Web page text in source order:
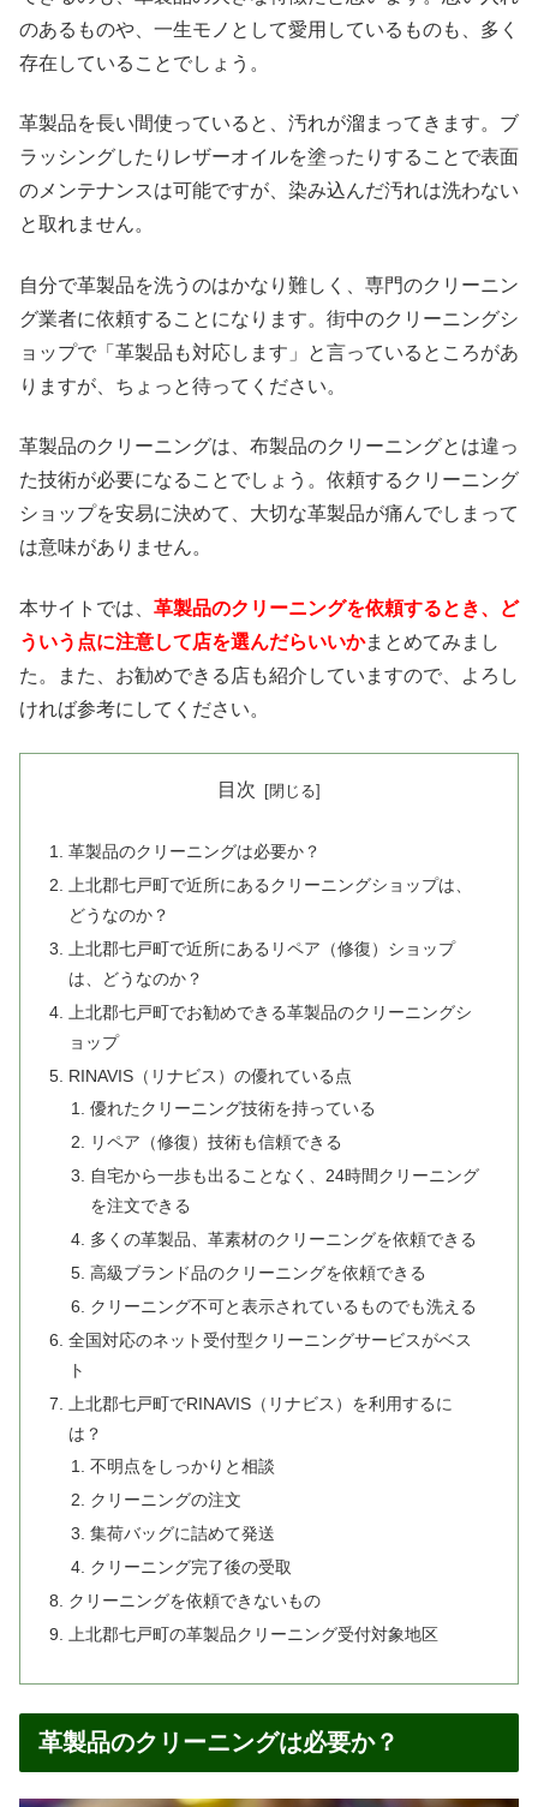
のあるものや、一生モノとして愛用しているものも、多く
存在していることでしょう。
革製品を長い間使っていると、汚れが溜まってきます。ブ
ラッシングしたりレザーオイルを塗ったりすることで表面
のメンテナンスは可能ですが、染み込んだ汚れは洗わない
と取れません。
自分で革製品を洗うのはかなり難しく、専門のクリーニン
グ業者に依頼することになります。街中のクリーニングシ
ョップで「革製品も対応します」と言っているところがあ
りますが、ちょっと待ってください。
革製品のクリーニングは、布製品のクリーニングとは違っ
た技術が必要になることでしょう。依頼するクリーニング
ショップを安易に決めて、大切な革製品が痛んでしまって
は意味がありません。
本サイトでは、 革製品のクリーニングを依頼するとき、ど
ういう点に注意して店を選んだらいいかまとめてみまし
た。また、お勧めできる店も紹介していますので、よろし
ければ参考にしてください。
目次
革製品のクリーニングは必要か？
上北郡七戸町で近所にあるクリーニングショップは、
どうなのか？
上北郡七戸町で近所にあるリペア（修復）ショップ
は、どうなのか？
上北郡七戸町でお勧めできる革製品のクリーニングシ
ョップ
RINAVIS（リナビス）の優れている点
優れたクリーニング技術を持っている
リペア（修復）技術も信頼できる
自宅から一歩も出ることなく、24時間クリーニング
を注文できる
多くの革製品、革素材のクリーニングを依頼できる
高級ブランド品のクリーニングを依頼できる
クリーニング不可と表示されているものでも洗える
全国対応のネット受付型クリーニングサービスがベス
ト
上北郡七戸町でRINAVIS（リナビス）を利用するに
は？
不明点をしっかりと相談
クリーニングの注文
集荷バッグに詰めて発送
クリーニング完了後の受取
クリーニングを依頼できないもの
上北郡七戸町の革製品クリーニング受付対象地区
革製品のクリーニングは必要か？